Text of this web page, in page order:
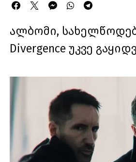
ალბომი,
Divergence უკვე